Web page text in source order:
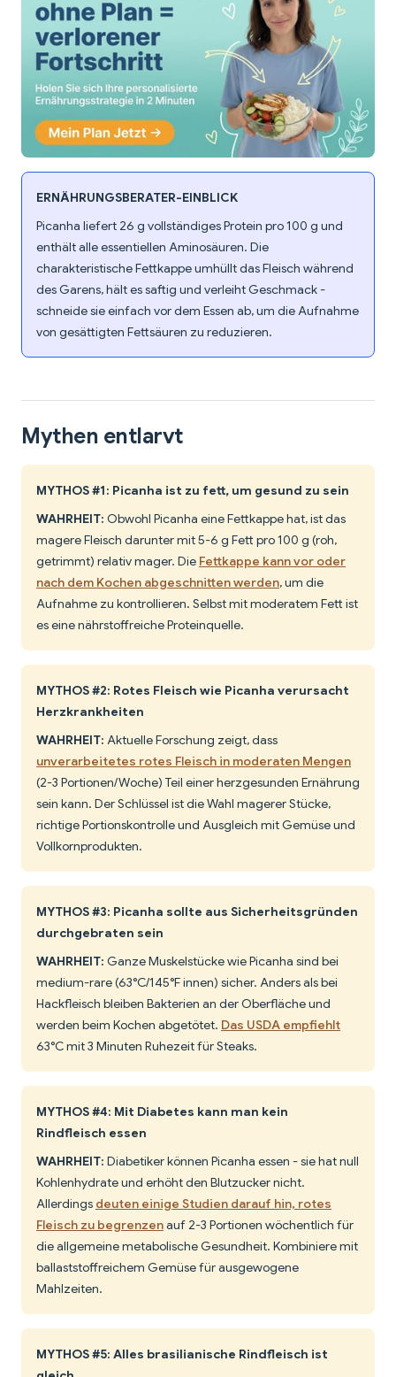
ERNÄHRUNGSBERATER-EINBLICK
Picanha liefert 26 g vollständiges Protein pro 100 g und
enthält alle essentiellen Aminosäuren. Die
charakteristische Fettkappe umhüllt das Fleisch während
des Garens, hält es saftig und verleiht Geschmack -
schneide sie einfach vor dem Essen ab, um die Aufnahme
von gesättigten Fettsäuren zu reduzieren.
Mythen entlarvt
MYTHOS #1: Picanha ist zu fett, um gesund zu sein
WAHRHEIT: Obwohl Picanha eine Fettkappe hat, ist das
magere Fleisch darunter mit 5-6 g Fett pro 100 g (roh,
getrimmt) relativ mager. Die Fettkappe kann vor oder
nach dem Kochen abgeschnitten werden, um die
Aufnahme zu kontrollieren. Selbst mit moderatem Fett ist
es eine nährstoffreiche Proteinquelle.
MYTHOS #2: Rotes Fleisch wie Picanha verursacht
Herzkrankheiten
WAHRHEIT: Aktuelle Forschung zeigt, dass
unverarbeitetes rotes Fleisch in moderaten Mengen
(2-3 Portionen/Woche) Teil einer herzgesunden Ernährung
sein kann. Der Schlüssel ist die Wahl magerer Stücke,
richtige Portionskontrolle und Ausgleich mit Gemüse und
Vollkornprodukten.
MYTHOS #3: Picanha sollte aus Sicherheitsgründen
durchgebraten sein
WAHRHEIT: Ganze Muskelstücke wie Picanha sind bei
medium-rare (63°C/145°F innen) sicher. Anders als bei
Hackfleisch bleiben Bakterien an der Oberfläche und
werden beim Kochen abgetötet. Das USDA empfiehlt
63°C mit 3 Minuten Ruhezeit für Steaks.
MYTHOS #4: Mit Diabetes kann man kein
Rindfleisch essen
WAHRHEIT: Diabetiker können Picanha essen - sie hat null
Kohlenhydrate und erhöht den Blutzucker nicht.
Allerdings deuten einige Studien darauf hin, rotes
Fleisch zu begrenzenauf 2-3 Portionen wöchentlich für
die allgemeine metabolische Gesundheit. Kombiniere mit
ballaststoffreichem Gemüse für ausgewogene
Mahlzeiten.
MYTHOS #5: Alles brasilianische Rindfleisch ist